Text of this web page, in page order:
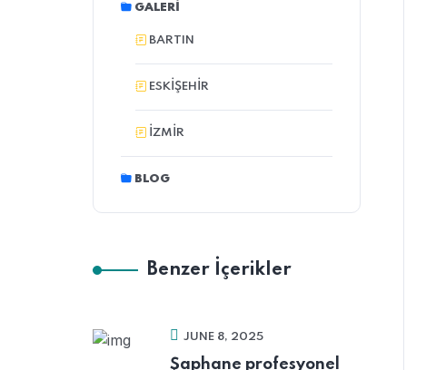
GALERI
BARTIN
ESKIŞEHIR
İZMİR
BLOG
Benzer İçerikler
JUNE 8, 2025
Şaphane profesyonel